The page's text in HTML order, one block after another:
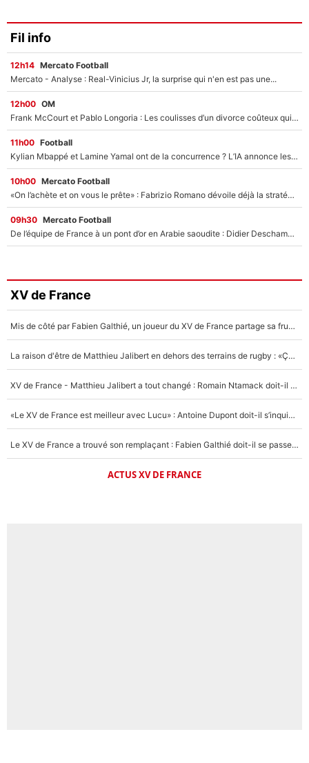
Fil info
12h14 Mercato Football
Mercato - Analyse : Real-Vinicius Jr, la surprise qui n'en est pas une...
12h00 OM
Frank McCourt et Pablo Longoria : Les coulisses d’un divorce coûteux qui ruine l’OM à petit feu…
11h00 Football
Kylian Mbappé et Lamine Yamal ont de la concurrence ? L’IA annonce les 5 joueurs qui vont dominer le football dans les années à venir !
10h00 Mercato Football
«On l’achète et on vous le prête» : Fabrizio Romano dévoile déjà la stratégie du PSG avec le transfert de Zion Suzuki !
09h30 Mercato Football
De l’équipe de France à un pont d’or en Arabie saoudite : Didier Deschamps a donné sa réponse !
XV de France
Mis de côté par Fabien Galthié, un joueur du XV de France partage sa frustration : «ils ne me l’ont pas dit tout de suite»
La raison d'être de Matthieu Jalibert en dehors des terrains de rugby : «Ça m'atteint autant que si tu touches à un membre de ma famille»
XV de France - Matthieu Jalibert a tout changé : Romain Ntamack doit-il s’inquiéter pour sa place à un an de la Coupe du monde ?
«Le XV de France est meilleur avec Lucu» : Antoine Dupont doit-il s’inquiéter pour sa place ?
Le XV de France a trouvé son remplaçant : Fabien Galthié doit-il se passer d'Antoine Dupont ?
ACTUS XV DE FRANCE